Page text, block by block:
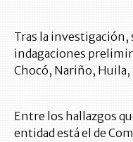
Tras la investigación,
indagaciones
Chocó, Nariño, Huila,
Entre los hallazgos
entidad está el de